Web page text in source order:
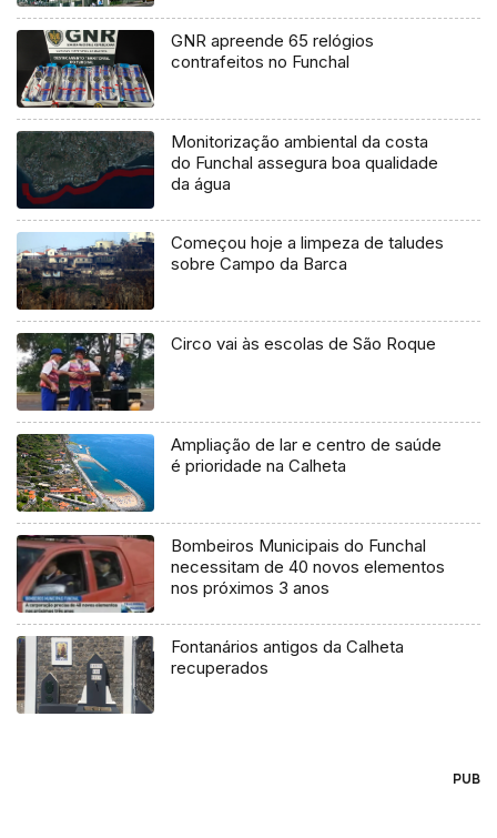
GNR apreende 65 relógios
contrafeitos no Funchal
Monitorização ambiental da costa
do Funchal assegura boa qualidade
da água
Começou hoje a limpeza de taludes
sobre Campo da Barca
Circo vai às escolas de São Roque
Ampliação de lar e centro de saúde
é prioridade na Calheta
Bombeiros Municipais do Funchal
necessitam de 40 novos elementos
nos próximos 3 anos
Fontanários antigos da Calheta
recuperados
PUB